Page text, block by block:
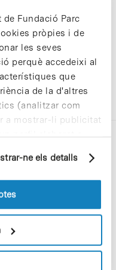
Fundació Parc
pròpies i de
les seves
perquè accedeixi al
que
de la d'altres
(analitzar com
a mostrar-li publicitat
perfil elaborat a
més informació sobre
de cookiesdel
ne els detalls